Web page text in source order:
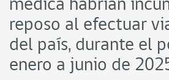
médica habrían
reposo al efectuar
del país, durante el
enero a junio de